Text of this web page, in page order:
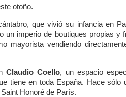
otoño.
que vivió su infancia en
un imperio de boutiques propias y
mayorista vendiendo
Claudio Coello, un espacio
tiene en toda España. Hace sólo
Honoré de París.